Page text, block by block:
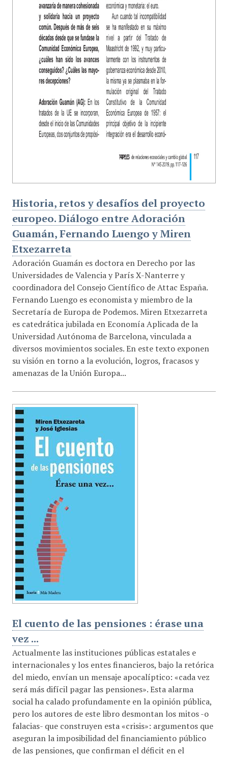
Historia, retos y desafíos del proyecto
europeo. Diálogo entre Adoración
Guamán, Fernando Luengo y Miren
Etxezarreta
Adoración Guamán es doctora en Derecho por las
Universidades de Valencia y París X-Nanterre y
coordinadora del Consejo Científico de Attac España.
Fernando Luengo es economista y miembro de la
Secretaría de Europa de Podemos. Miren Etxezarreta
es catedrática jubilada en Economía Aplicada de la
Universidad Autónoma de Barcelona, vinculada a
diversos movimientos sociales. En este texto exponen
su visión en torno a la evolución, logros, fracasos y
amenazas de la Unión Europa...
El cuento de las pensiones : érase una
vez ...
Actualmente las instituciones públicas estatales e
internacionales y los entes financieros, bajo la retórica
del miedo, envían un mensaje apocalíptico: «cada vez
será más difícil pagar las pensiones». Esta alarma
social ha calado profundamente en la opinión pública,
pero los autores de este libro desmontan los mitos -o
falacias- que construyen esta «crisis»: argumentos que
aseguran la imposibilidad del financiamiento público
de las pensiones, que confirman el déficit en el